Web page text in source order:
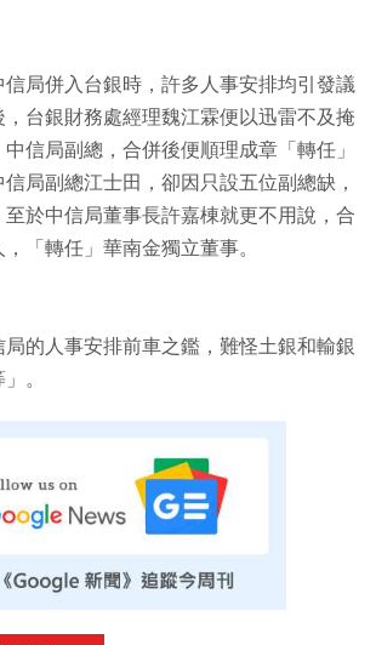
局併入台銀時，許多人事安排均引發議
台銀財務處經理魏江霖便以迅雷不及掩
信局副總，合併後便順理成章「轉任」
局副總江士田，卻因只設五位副總缺，
於中信局董事長許嘉棟就更不用說，合
「轉任」華南金獨立董事。
的人事安排前車之鑑，難怪土銀和輸銀
。